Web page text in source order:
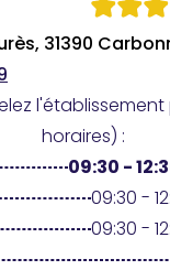
Connexion
Praticien ?
31390
l'établissement
horaires) :
09:30 -
09:30 -
09:30 -